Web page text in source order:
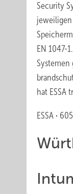
Security
jeweiligen
EN 1047-
Systemen
hat ESSA
ESSA ·